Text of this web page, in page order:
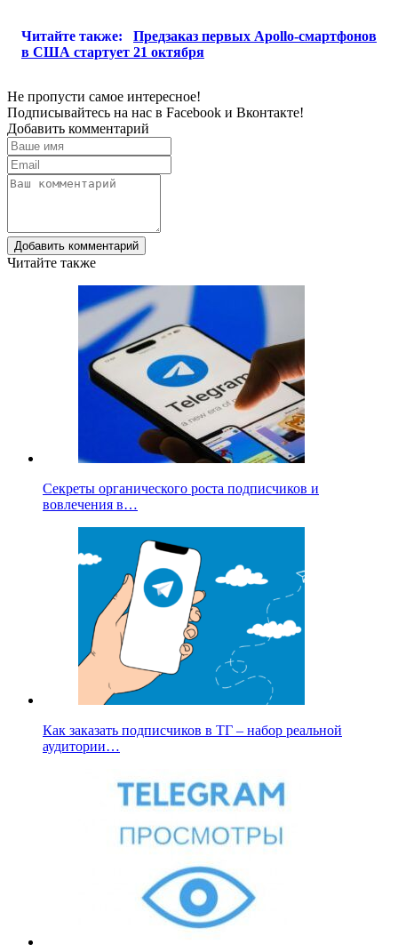
Читайте также:
Предзаказ первых Apollo-смартфонов
в США стартует 21 октября
Не пропусти самое интересное!
Подписывайтесь на нас в Facebook и Вконтакте!
Добавить комментарий
Добавить комментарий
Читайте также
Секреты органического роста подписчиков и
вовлечения в…
Как заказать подписчиков в ТГ – набор реальной
аудитории…